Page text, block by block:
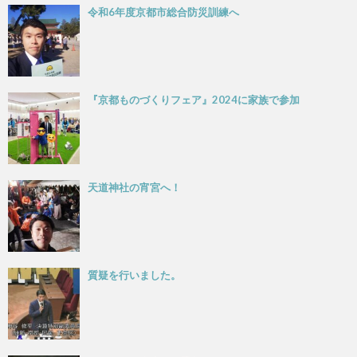
令和6年度京都市総合防災訓練へ
『京都ものづくりフェア』2024に家族で参加
天道神社の宵宮へ！
質疑を行いました。